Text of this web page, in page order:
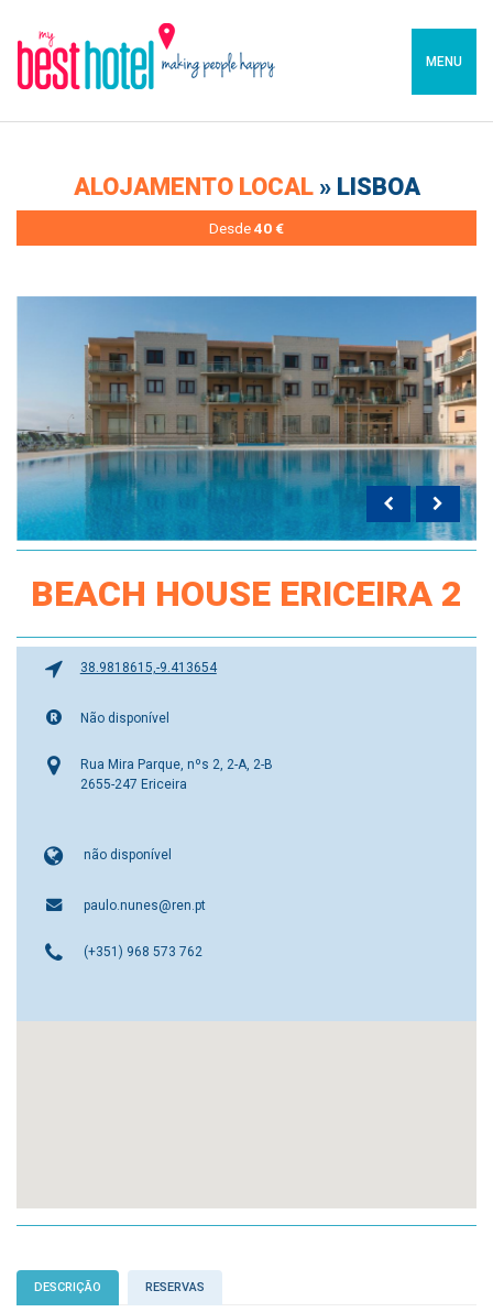
MENU
ALOJAMENTO LOCAL » LISBOA
Desde40 €
BEACH HOUSE ERICEIRA 2
38.9818615,-9.413654
Não disponível
Rua Mira Parque, nºs 2, 2-A, 2-B
2655-247 Ericeira
não disponível
paulo.nunes@ren.pt
(+351) 968 573 762
DESCRIÇÃO RESERVAS